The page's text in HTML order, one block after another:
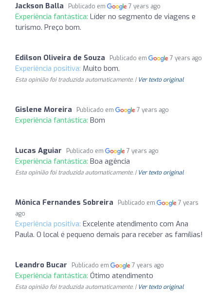
Jackson Balla Publicado em 7 years ago
Experiência fantástica: Líder no segmento de viagens e
turismo. Preço bom.
Edilson Oliveira de Souza Publicado em 7 years ago
Experiência positiva: Muito bom.
Esta opinião foi traduzida automaticamente. | Ver texto original
Gislene Moreira Publicado em 7 years ago
Experiência fantástica: Bom
Lucas Aguiar Publicado em 7 years ago
Experiência fantástica: Boa agência
Esta opinião foi traduzida automaticamente. | Ver texto original
Mônica Fernandes Sobreira Publicado em
7 years
ago
Experiência positiva: Excelente atendimento com Ana
Paula. O local é pequeno demais para receber as famílias!
Leandro Bucar Publicado em 7 years ago
Experiência fantástica: Ótimo atendimento
Esta opinião foi traduzida automaticamente. | Ver texto original